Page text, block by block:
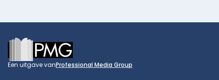
Footer
Een uitgave vanProfessional Media Group